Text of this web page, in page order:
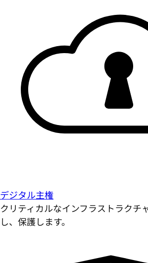
デジタル主権
クリティカルなインフラストラクチ
し、保護します。